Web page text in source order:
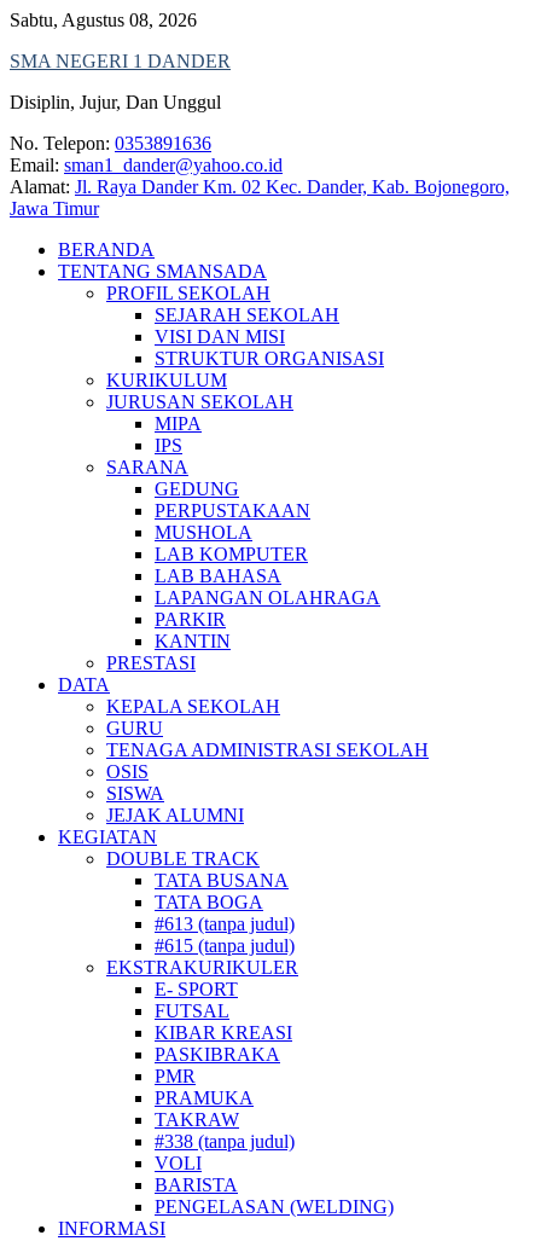
Skip
content
Sabtu, Agustus 08, 2026
SMA NEGERI 1 DANDER
Disiplin, Jujur, Dan Unggul
No. Telepon: 0353891636
Email: sman1_dander@yahoo.co.id
Alamat: Jl. Raya Dander Km. 02 Kec. Dander, Kab. Bojonegoro,
Jawa Timur
BERANDA
TENTANG SMANSADA
PROFIL SEKOLAH
SEJARAH SEKOLAH
VISI DAN MISI
STRUKTUR ORGANISASI
KURIKULUM
JURUSAN SEKOLAH
MIPA
IPS
SARANA
GEDUNG
PERPUSTAKAAN
MUSHOLA
LAB KOMPUTER
LAB BAHASA
LAPANGAN OLAHRAGA
PARKIR
KANTIN
PRESTASI
DATA
KEPALA SEKOLAH
GURU
TENAGA ADMINISTRASI SEKOLAH
OSIS
SISWA
JEJAK ALUMNI
KEGIATAN
DOUBLE TRACK
TATA BUSANA
TATA BOGA
#613 (tanpa judul)
#615 (tanpa judul)
EKSTRAKURIKULER
E- SPORT
FUTSAL
KIBAR KREASI
PASKIBRAKA
PMR
PRAMUKA
TAKRAW
#338 (tanpa judul)
VOLI
BARISTA
PENGELASAN (WELDING)
INFORMASI